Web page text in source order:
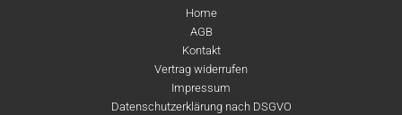
Home
AGB
Kontakt
Vertrag widerrufen
Impressum
Datenschutzerklärung nach DSGVO